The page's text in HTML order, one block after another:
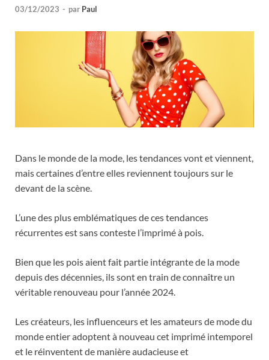
03/12/2023 - par Paul
Dans le monde de la mode, les tendances vont et viennent,
mais certaines d’entre elles reviennent toujours sur le
devant de la scène.
L’une des plus emblématiques de ces tendances
récurrentes est sans conteste l’imprimé à pois.
Bien que les pois aient fait partie intégrante de la mode
depuis des décennies, ils sont en train de connaître un
véritable renouveau pour l’année 2024.
Les créateurs, les influenceurs et les amateurs de mode du
monde entier adoptent à nouveau cet imprimé intemporel
et le réinventent de manière audacieuse et